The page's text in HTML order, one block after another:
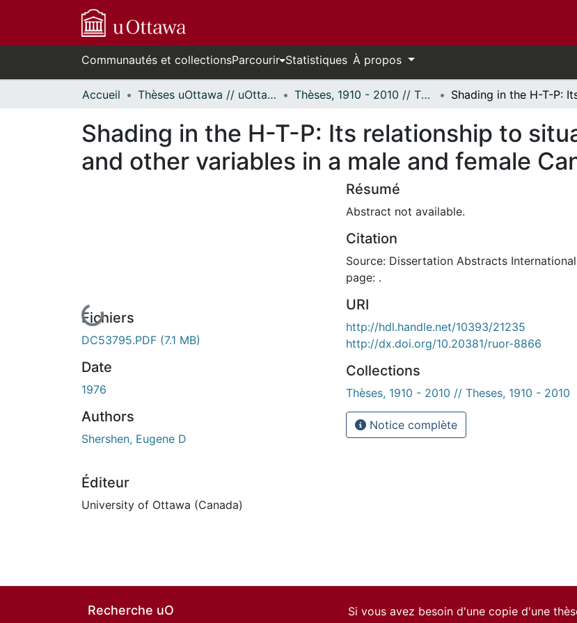
Communautés et collectionsParcourir Statistiques À propos
Accueil Thèses uOttawa // uOttawa Theses Thèses, 1910 - 2010 // Theses, 1910 - 2010
Shading in the H-T-P: Its relationship to
and other variables in a male and female
En cours de chargement...
Fichiers
DC53795.PDF (7.1 MB)
Date
1976
Authors
Shershen, Eugene D
Éditeur
University of Ottawa (Canada)
Résumé
Abstract not available.
Citation
Source: Dissertation Abstracts
page: .
URI
http://hdl.handle.net/10393/21235
http://dx.doi.org/10.20381/ruor-8866
Collections
Thèses, 1910 - 2010 // Theses, 1910 - 2010
Notice complète
Recherche uO
Si vous avez besoin d'une copie d'une